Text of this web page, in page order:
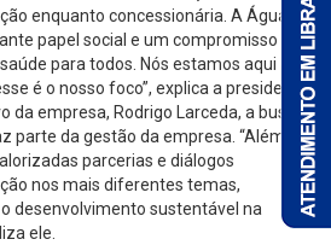
enquanto concessionária. A Águas
papel social e um compromisso
para todos. Nós estamos aqui
é o nosso foco”, explica a presidente.
da empresa, Rodrigo Larceda, a busca
parte da gestão da empresa. “Além
parcerias e diálogos
nos mais diferentes temas,
desenvolvimento sustentável na
ele.